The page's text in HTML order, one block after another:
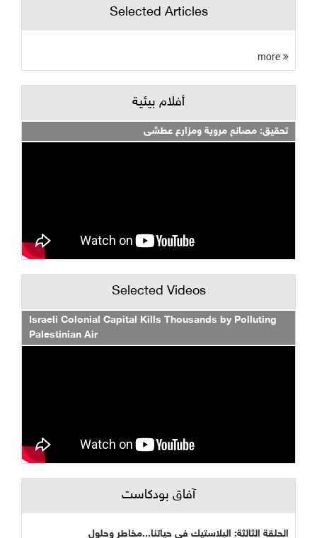
Selected Articles
أفلام بيئية
تحقيق: مصانع مروية ومزارع عطشى
Selected Videos
Israeli Colonial Capital Kills Thousands by Polluting
Palestinian Air
آفاق بودكاست
الحلقة الثالثة: البلاستيك في حياتنا...مخاطر وحلول